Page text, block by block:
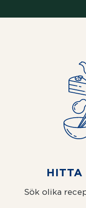
HITTA
Sök olika